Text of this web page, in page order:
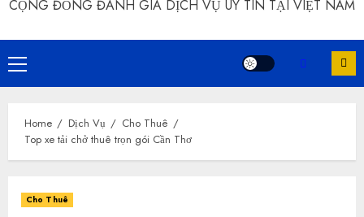
CỘNG ĐỒNG ĐÁNH GIÁ DỊCH VỤ UY TÍN TẠI VIỆT NAM
Primary
Menu
Home Dịch Vụ
Cho Thuê
Top xe tải chở thuê trọn gói Cần Thơ
Cho Thuê